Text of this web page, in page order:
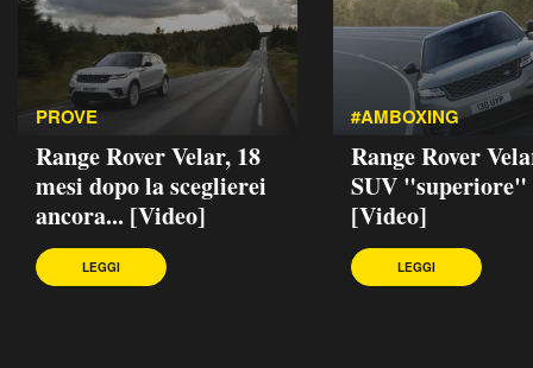
PROVE
Range Rover Velar, 18
mesi dopo la sceglierei
ancora... [Video]
LEGGI
#AMBOXING
Range Rover
SUV "superiore"
[Video]
LEGGI